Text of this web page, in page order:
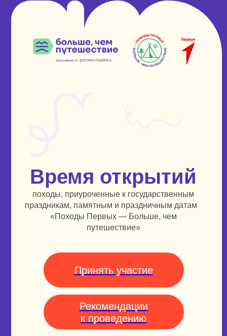
Время открытий
походы, приуроченные к государственным
праздникам, памятным и праздничным датам
«Походы Первых — Больше, чем
путешествие»
Принять участие
Рекомендации
к проведению